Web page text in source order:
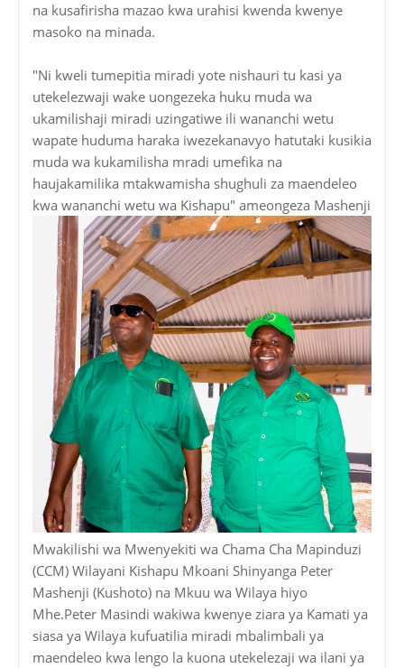
na kusafirisha mazao kwa urahisi kwenda kwenye
masoko na minada.
"Ni kweli tumepitia miradi yote nishauri tu kasi ya
utekelezwaji wake uongezeka huku muda wa
ukamilishaji miradi uzingatiwe ili wananchi wetu
wapate huduma haraka iwezekanavyo hatutaki kusikia
muda wa kukamilisha mradi umefika na
haujakamilika mtakwamisha shughuli za maendeleo
kwa wananchi wetu wa Kishapu" ameongeza Mashenji
Mwakilishi wa Mwenyekiti wa Chama Cha Mapinduzi
(CCM) Wilayani Kishapu Mkoani Shinyanga Peter
Mashenji (Kushoto) na Mkuu wa Wilaya hiyo
Mhe.Peter Masindi wakiwa kwenye ziara ya Kamati ya
siasa ya Wilaya kufuatilia miradi mbalimbali ya
maendeleo kwa lengo la kuona utekelezaji wa ilani ya